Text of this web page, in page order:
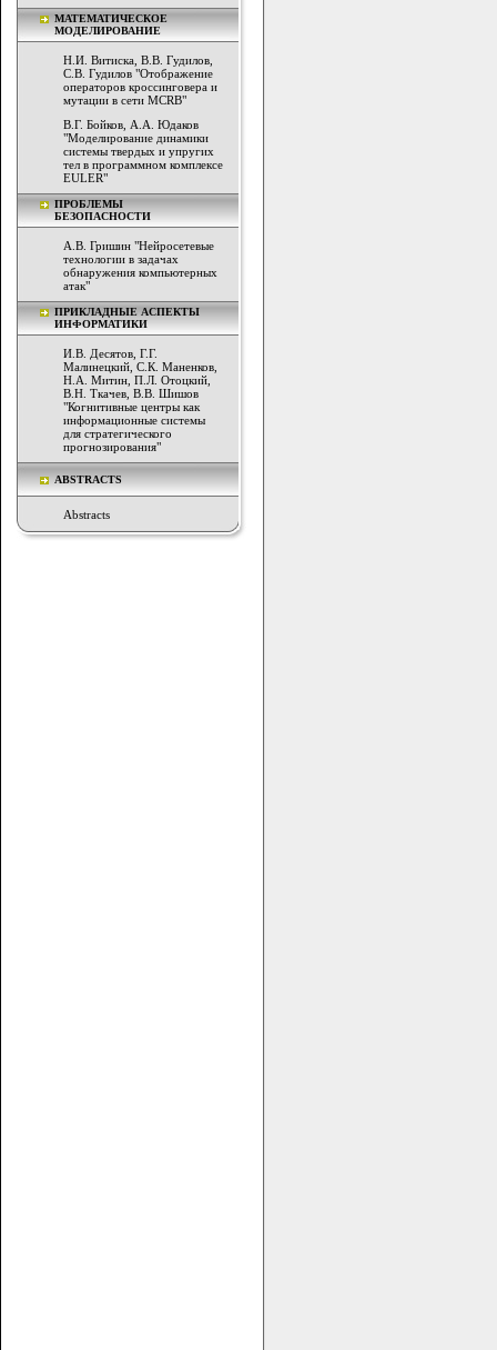
МАТЕМАТИЧЕСКОЕ
МОДЕЛИРОВАНИЕ
Н.И. Витиска, В.В. Гудилов,
С.В. Гудилов "Отображение
операторов кроссинговера и
мутации в сети MCRB"
В.Г. Бойков, А.А. Юдаков
"Моделирование динамики
системы твердых и упругих
тел в программном комплексе
EULER"
ПРОБЛЕМЫ
БЕЗОПАСНОСТИ
А.В. Гришин "Нейросетевые
технологии в задачах
обнаружения компьютерных
атак"
ПРИКЛАДНЫЕ АСПЕКТЫ
ИНФОРМАТИКИ
И.В. Десятов, Г.Г.
Малинецкий, С.К. Маненков,
Н.А. Митин, П.Л. Отоцкий,
В.Н. Ткачев, В.В. Шишов
"Когнитивные центры как
информационные системы
для стратегического
прогнозирования"
ABSTRACTS
Abstracts